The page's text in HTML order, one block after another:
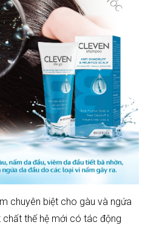
chuyên biệt cho gàu và ngứa
chất thế hệ mới có tác động